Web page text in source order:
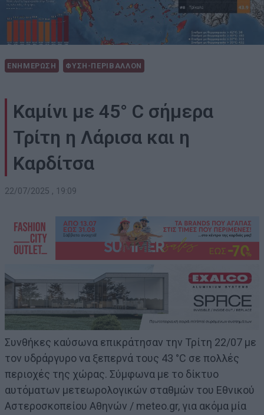
ΕΝΗΜΕΡΩΣΗ ΦΥΣΗ-ΠΕΡΙΒΑΛΛΟΝ
Καμίνι με 45° C σήμερα
Τρίτη η Λάρισα και η
Καρδίτσα
22/07/2025 , 19:09
Συνθήκες καύσωνα επικράτησαν την Τρίτη 22/07 με
τον υδράργυρο να ξεπερνά τους 43 °C σε πολλές
περιοχές της χώρας. Σύμφωνα με το δίκτυο
αυτόματων μετεωρολογικών σταθμών του Εθνικού
Αστεροσκοπείου Αθηνών / meteo.gr, για ακόμα μία